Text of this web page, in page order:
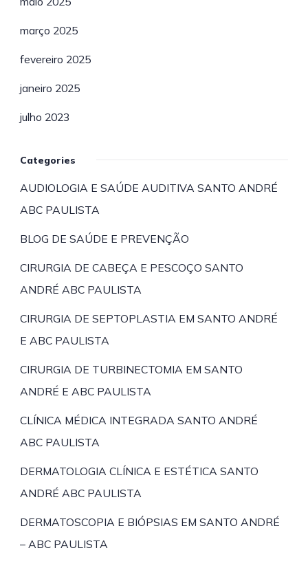
março 2025
fevereiro 2025
janeiro 2025
julho 2023
Categories
AUDIOLOGIA E SAÚDE AUDITIVA SANTO ANDRÉ
ABC PAULISTA
BLOG DE SAÚDE E PREVENÇÃO
CIRURGIA DE CABEÇA E PESCOÇO SANTO
ANDRÉ ABC PAULISTA
CIRURGIA DE SEPTOPLASTIA EM SANTO ANDRÉ
E ABC PAULISTA
CIRURGIA DE TURBINECTOMIA EM SANTO
ANDRÉ E ABC PAULISTA
CLÍNICA MÉDICA INTEGRADA SANTO ANDRÉ
ABC PAULISTA
DERMATOLOGIA CLÍNICA E ESTÉTICA SANTO
ANDRÉ ABC PAULISTA
DERMATOSCOPIA E BIÓPSIAS EM SANTO ANDRÉ
– ABC PAULISTA